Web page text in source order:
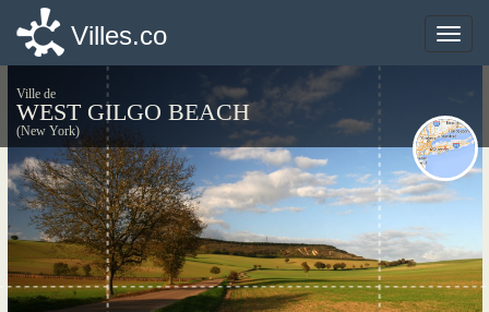
Toggle
Villes.co
Ville de
WEST GILGO BEACH
(New York)
Toggle
Villes.co